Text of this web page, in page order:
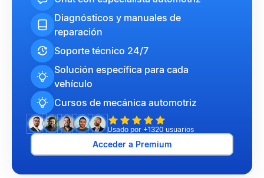
Diagnósticos y manuales de
reparación
Soporte técnico 24/7
Solución específica para cada
vehículo
Cursos de mecánica automotriz
Usado por +1320 usuarios
Acceder a Premium